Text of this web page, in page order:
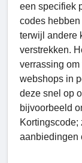
een specifiek
codes
terwijl andere
verstrekken.
verrassing
webshops in
deze snel op
bijvoorbeeld
aanbiedingen